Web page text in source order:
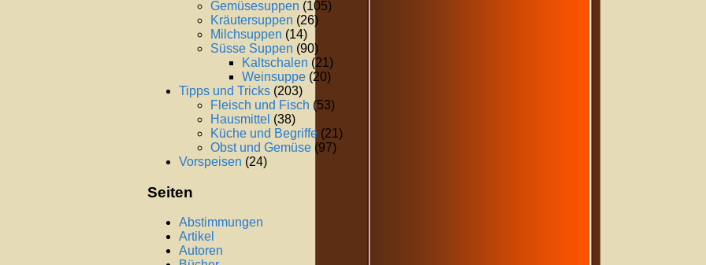
Gemüsesuppen (105)
Kräutersuppen (26)
Milchsuppen (14)
Süsse Suppen (90)
Kaltschalen (21)
Weinsuppe (20)
Tipps und Tricks (203)
Fleisch und Fisch (53)
Hausmittel (38)
Küche und Begriffe (21)
Obst und Gemüse (97)
Vorspeisen (24)
Seiten
Abstimmungen
Artikel
Autoren